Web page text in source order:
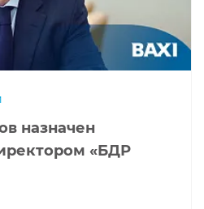
назначен
«БДР